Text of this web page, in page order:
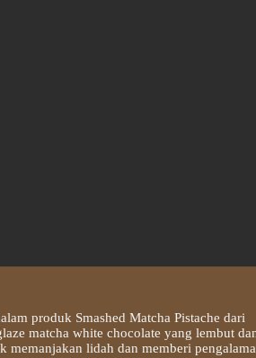
produk Smashed Matcha Pistache dari
matcha white chocolate yang lembut
lidah dan memberi